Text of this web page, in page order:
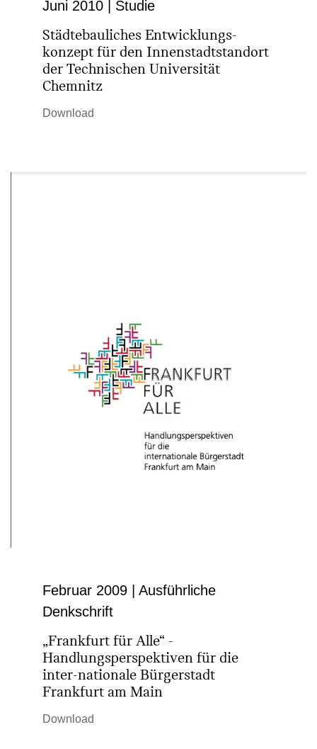
Juni 2010 | Studie
Städtebauliches Ent­wicklungs­
konzept für den Innenstadtstandort
der Technischen Universität
Chemnitz
Download
Februar 2009 | Ausführliche
Denkschrift
„Frankfurt für Alle“ -
Handlungsperspektiven für die
inter-­nationale Bürgerstadt
Frankfurt am Main
Download